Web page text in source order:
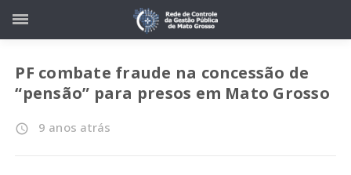
PF combate fraude na concessão de
“pensão” para presos em Mato Grosso
access_time 9 anos atrás